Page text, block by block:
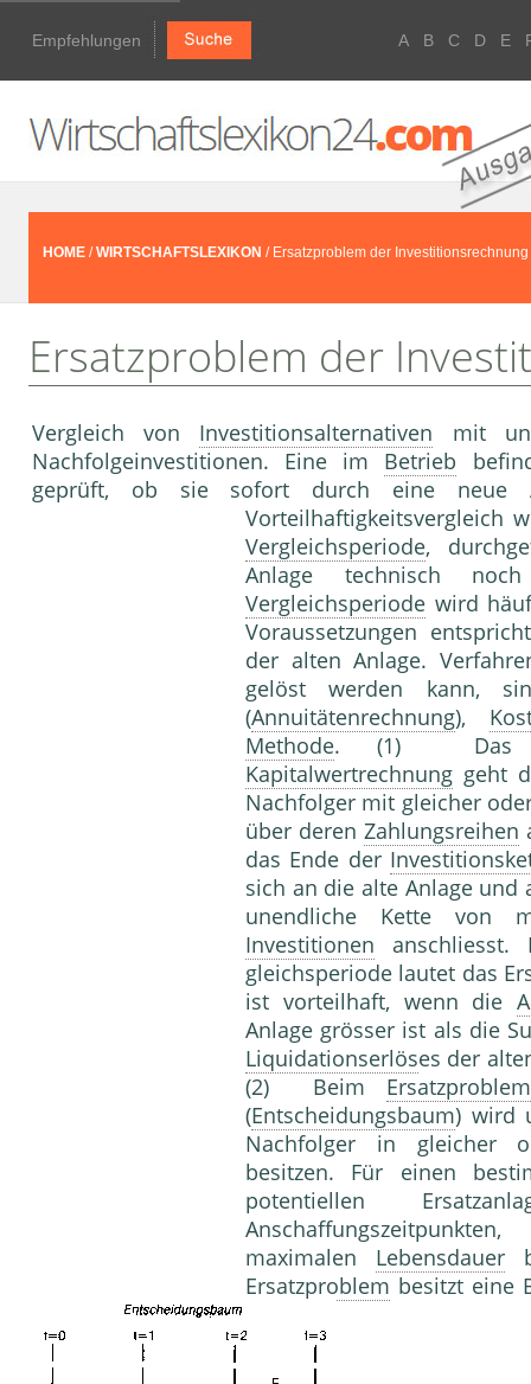
Empfehlungen A B C D E
HOME /WIRTSCHAFTSLEXIKON / Ersatzproblem der Investitionsrechnung
Ersatzproblem der
Vergleich von Investitionsalternativen mit
Nachfolgeinvestitionen. Eine im Betrieb
geprüft, ob sie sofort durch eine neue
Vorteilhaftigkeitsvergleich
Vergleichsperiode,
Anlage technisch
Vergleichsperiode wird
Voraussetzungen
der alten Anlage.
gelöst werden kann,
(Annuitätenrechnung),
Methode. (1) Das
Kapitalwertrechnung geht
Nachfolger mit gleicher
über deren Zahlungsreihen
das Ende der
sich an die alte Anlage
unendliche Kette von
Investitionen
gleichsperiode lautet das
ist vorteilhaft, wenn die
Anlage grösser ist als die
Liquidationserlöses der
(2) Beim Ersatzproblem
(Entscheidungsbaum) wird
Nachfolger in gleicher
besitzen. Für einen
potentiellen
maximalen Lebensdauer
Ersatzproblem besitzt eine